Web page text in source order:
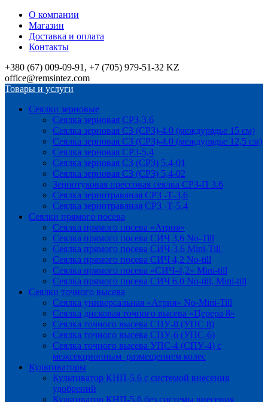
О компании
Магазин
Доставка и оплата
Контакты
+380 (67) 009-09-91, +7 (705) 979-51-32 KZ
office@remsintez.com
Товары и услуги
Сеялки зерновые
Сеялка зерновая СРЗ-3,6
Сеялка зерновая СЗ (СРЗ)-4.0 (междурядье 15 см)
Сеялка зерновая СЗ (СРЗ)-4.0 (междурядье 12,5 см)
Сеялка зерновая СРЗ-5,4
Сеялка зерновая СЗ (СРЗ) 5,4-01
Сеялка зерновая СЗ (СРЗ) 5,4-02
Зернотуковая прессовая сеялка СРЗ-П 3.6
Сеялка зернотравяная СРЗ -Т-3,6
Сеялка зернотравяная СРЗ -Т-5,4
Сеялки прямого посева
Сеялка прямого посева «Атрия»
Сеялка прямого посева СИЧ 3,6 No-Till
Сеялка прямого посева СИЧ-3,6 Mini-Till
Сеялка прямого посева СИЧ 4,2 No-till
Сеялка прямого посева «СИЧ-4,2» Mini-till
Сеялка прямого посева СИЧ 6.0 No-till, Mini-till
Сеялки точного высева
Сеялка универсальная «Атрия» No-Mini-Till
Сеялка дисковая точного высева «Церера 8»
Сеялка точного высева СПУ-8 (УПС 8)
Сеялка точного высева СПУ-6 (УПС-6)
Сеялка точного высева УПС-4 (СПУ-4) с
межсекционным размещением колес
Культиваторы
Культиватор КНП-5,6 с системой внесения
удобрений
Культиватор КНП-5,6 без системы внесения